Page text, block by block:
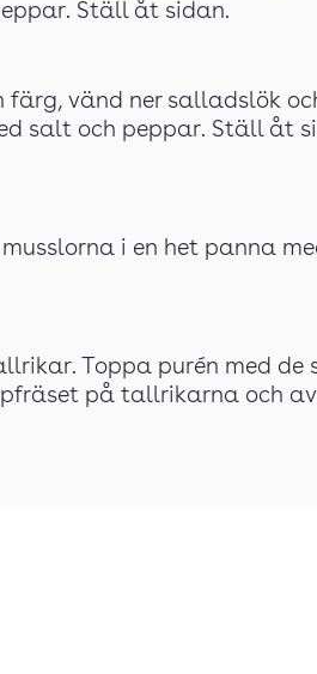
Ställ åt sidan.
färg, vänd ner salladslök
salt och peppar. Ställ åt
i en het panna
Toppa purén med de
på tallrikarna och